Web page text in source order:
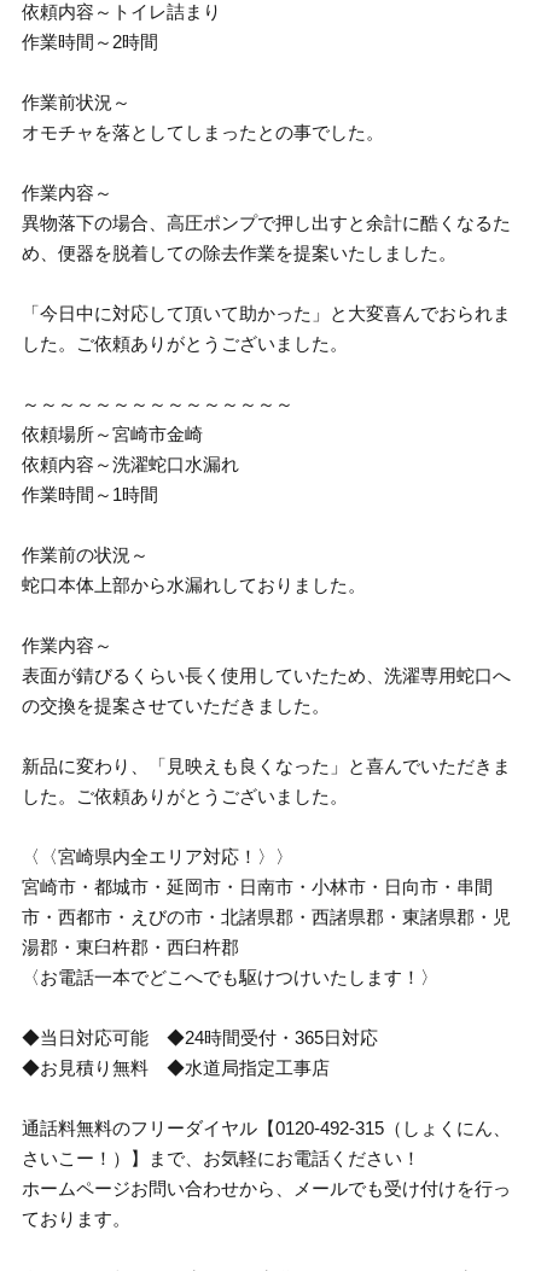
依頼内容～トイレ詰まり
作業時間～2時間
作業前状況～
オモチャを落としてしまったとの事でした。
作業内容～
異物落下の場合、高圧ポンプで押し出すと余計に酷くなるた
め、便器を脱着しての除去作業を提案いたしました。
「今日中に対応して頂いて助かった」と大変喜んでおられま
した。ご依頼ありがとうございました。
～～～～～～～～～～～～～～～
依頼場所～宮崎市金崎
依頼内容～洗濯蛇口水漏れ
作業時間～1時間
作業前の状況～
蛇口本体上部から水漏れしておりました。
作業内容～
表面が錆びるくらい長く使用していたため、洗濯専用蛇口へ
の交換を提案させていただきました。
新品に変わり、「見映えも良くなった」と喜んでいただきま
した。ご依頼ありがとうございました。
〈〈宮崎県内全エリア対応！〉〉
宮崎市・都城市・延岡市・日南市・小林市・日向市・串間
市・西都市・えびの市・北諸県郡・西諸県郡・東諸県郡・児
湯郡・東臼杵郡・西臼杵郡
〈お電話一本でどこへでも駆けつけいたします！〉
◆当日対応可能 ◆24時間受付・365日対応
◆お見積り無料 ◆水道局指定工事店
通話料無料のフリーダイヤル【0120-492-315（しょくにん、
さいこー！）】まで、お気軽にお電話ください！
ホームページお問い合わせから、メールでも受け付けを行っ
ております。